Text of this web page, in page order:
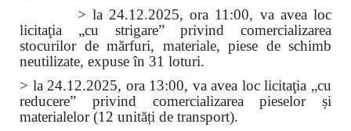
> la 24.12.2025, ora 11:00, va avea loc
licitaţia „cu strigare” privind comercializarea
stocurilor de mărfuri, materiale, piese de schimb
neutilizate, expuse în 31 loturi.
> la 24.12.2025, ora 13:00, va avea loc licitaţia „cu
reducere” privind comercializarea pieselor și
materialelor (12 unități de transport).